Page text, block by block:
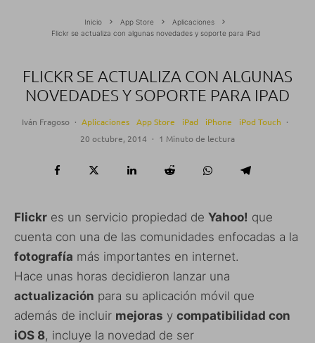
Inicio App Store
Aplicaciones
Flickr se actualiza con algunas novedades y soporte para iPad
FLICKR SE ACTUALIZA CON ALGUNAS
NOVEDADES Y SOPORTE PARA IPAD
Iván Fragoso · Aplicaciones App Store iPad iPhone iPod Touch ·
20 octubre, 2014 · 1 Minuto de lectura
Flickr es un servicio propiedad de Yahoo! que
cuenta con una de las comunidades enfocadas a la
fotografía más importantes en internet.
Hace unas horas decidieron lanzar una
actualización para su aplicación móvil que
además de incluir mejoras y compatibilidad con
iOS 8, incluye la novedad de ser